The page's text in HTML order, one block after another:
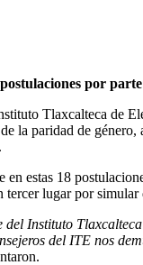
por
Tlaxcalteca de
la paridad de
estas 18
lugar por
Instituto
del ITE nos